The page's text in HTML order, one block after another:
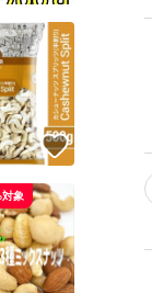
いいね！
象